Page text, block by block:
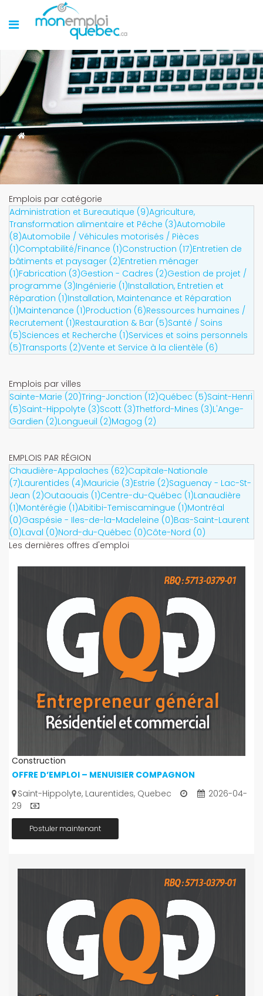
Emplois par catégorie
Administration et Bureautique (9)Agriculture,
Transformation alimentaire et Pêche (3)Automobile
(8)Automobile / Véhicules motorisés / Pièces
(1)Comptabilité/Finance (1)Construction (17)Entretien de
bâtiments et paysager (2)Entretien ménager
(1)Fabrication (3)Gestion - Cadres (2)Gestion de projet /
programme (3)Ingénierie (1)Installation, Entretien et
Réparation (1)Installation, Maintenance et Réparation
(1)Maintenance (1)Production (6)Ressources humaines /
Recrutement (1)Restauration & Bar (5)Santé / Soins
(5)Sciences et Recherche (1)Services et soins personnels
(5)Transports (2)Vente et Service à la clientèle (6)
Emplois par villes
Sainte-Marie (20)Tring-Jonction (12)Québec (5)Saint-Henri
(5)Saint-Hippolyte (3)Scott (3)Thetford-Mines (3)L'Ange-
Gardien (2)Longueuil (2)Magog (2)
EMPLOIS PAR RÉGION
Chaudière-Appalaches (62)Capitale-Nationale
(7)Laurentides (4)Mauricie (3)Estrie (2)Saguenay - Lac-St-
Jean (2)Outaouais (1)Centre-du-Québec (1)Lanaudière
(1)Montérégie (1)Abitibi-Temiscamingue (1)Montréal
(0)Gaspésie - Iles-de-la-Madeleine (0)Bas-Saint-Laurent
(0)Laval (0)Nord-du-Québec (0)Côte-Nord (0)
Les dernières offres d'emploi
Construction
OFFRE D’EMPLOI – MENUISIER COMPAGNON
Saint-Hippolyte, Laurentides, Quebec
2026-04-
29
Postuler maintenant